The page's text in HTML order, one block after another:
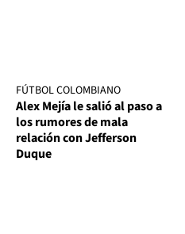
FÚTBOL COLOMBIANO
Alex Mejía le salió al paso a
los rumores de mala
relación con Jefferson
Duque